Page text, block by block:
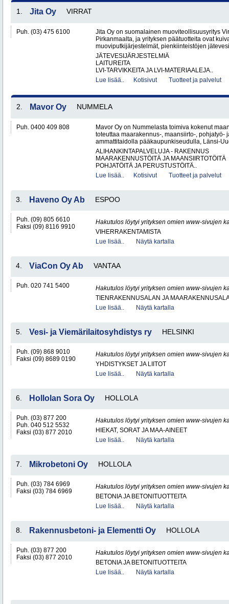
1. Jita Oy VIRRAT
Puh. (03) 475 6100
Jita Oy on suomalainen muoviteollisuusyritys
Pirkanmaalta, ja yrityksen päätuotteita ovat
muoviputkijärjestelmät, pienkiinteistöjen
JÄTEVESIJÄRJESTELMIÄ
LAITUREITA
LVI-TARVIKKEITA JA LVI-MATERIAALEJA..
Lue lisää..
Kotisivut Tuotteet ja palvelut
2. Mavor Oy NUMMELA
Puh. 0400 409 808
Mavor Oy on Nummelasta toimiva kokenut
toteuttaa maarakennus-, maansiirto-, pohjatyö-
ammattitaidolla pääkaupunkiseudulla, Länsi-
ALIHANKINTAPALVELUJA - RAKENNUS
MAARAKENNUSTÖITÄ JA MAANSIIRTOTÖITÄ
POHJATÖITÄ JA PERUSTUSTÖITÄ..
Lue lisää..
Kotisivut Tuotteet ja palvelut
3. Haveno Oy Ab ESPOO
Puh. (09) 805 6610
Faksi (09) 8116 9910
Hakutulos löytyi yrityksen omien www-sivujen
VIHERRAKENTAMISTA
Lue lisää..
Näytä kartalla
4. ViaCon Oy Ab VANTAA
Puh. 020 741 5400
Hakutulos löytyi yrityksen omien www-sivujen
TIENRAKENNUSALAN JA
Lue lisää..
Näytä kartalla
5. Vesi- ja Viemärilaitosyhdistys ry HELSINKI
Puh. (09) 868 9010
Faksi (09) 8689 0190
Hakutulos löytyi yrityksen omien www-sivujen
YHDISTYKSET JA LIITOT
Lue lisää..
Näytä kartalla
6. Hollolan Sora Oy HOLLOLA
Puh. (03) 877 200
Puh. 040 512 5532
Faksi (03) 877 2010
Hakutulos löytyi yrityksen omien www-sivujen
HIEKAT, SORAT JA MAA-AINEET
Lue lisää..
Näytä kartalla
7. Mikrobetoni Oy HOLLOLA
Puh. (03) 784 6969
Faksi (03) 784 6969
Hakutulos löytyi yrityksen omien www-sivujen
BETONIA JA BETONITUOTTEITA
Lue lisää..
Näytä kartalla
8. Rakennusbetoni- ja Elementti Oy HOLLOLA
Puh. (03) 877 200
Faksi (03) 877 2010
Hakutulos löytyi yrityksen omien www-sivujen
BETONIA JA BETONITUOTTEITA
Lue lisää..
Näytä kartalla